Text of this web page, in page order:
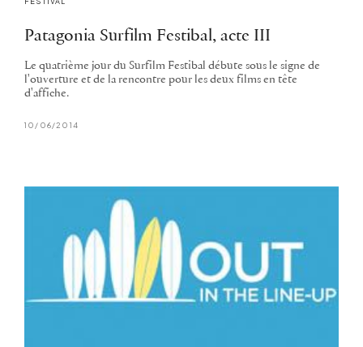
Patagonia Surfilm Festibal, acte III
Le quatrième jour du Surfilm Festibal débute sous le signe de
l'ouverture et de la rencontre pour les deux films en tête
d'affiche.
10/06/2014